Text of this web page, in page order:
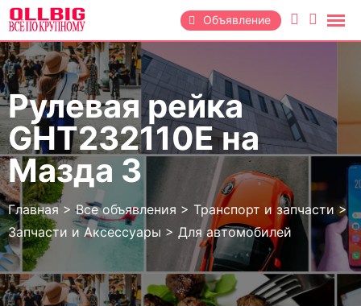
Перейти
содержанию
Объявление
Рулевая рейка
GHT232110E на
Мазда 3
Главная >Все объявления > Транспорт и запчасти >
Запчасти и Аксессуары > Для автомобилей